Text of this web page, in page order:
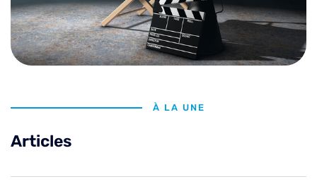
À LA UNE
Articles